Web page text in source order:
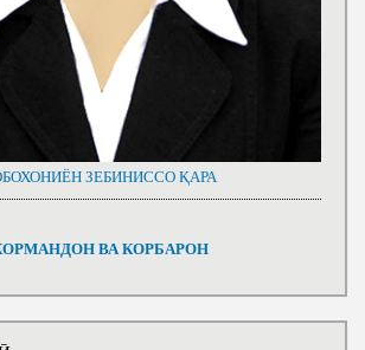
ЗЕБИНИССО ҚАРА
ВА КОРБАРОН